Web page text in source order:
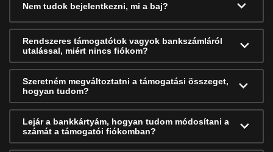
Nem tudok bejelentkezni, mi a baj?
Rendszeres támogatótok vagyok bankszámláról
utalással, miért nincs fiókom?
Szeretném megváltoztatni a támogatási összeget,
hogyan tudom?
Lejár a bankkártyám, hogyan tudom módosítani a
számát a támogatói fiókomban?